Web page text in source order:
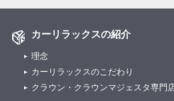
カーリラックスの紹介
理念
カーリラックスのこだわり
クラウン・クラウンマジェスタ専門